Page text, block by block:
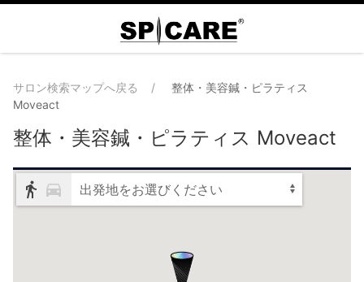
サロン検索マップへ戻る
整体・美容鍼・ピラティス
Moveact
整体・美容鍼・ピラティス Moveact
出発地をお選びください